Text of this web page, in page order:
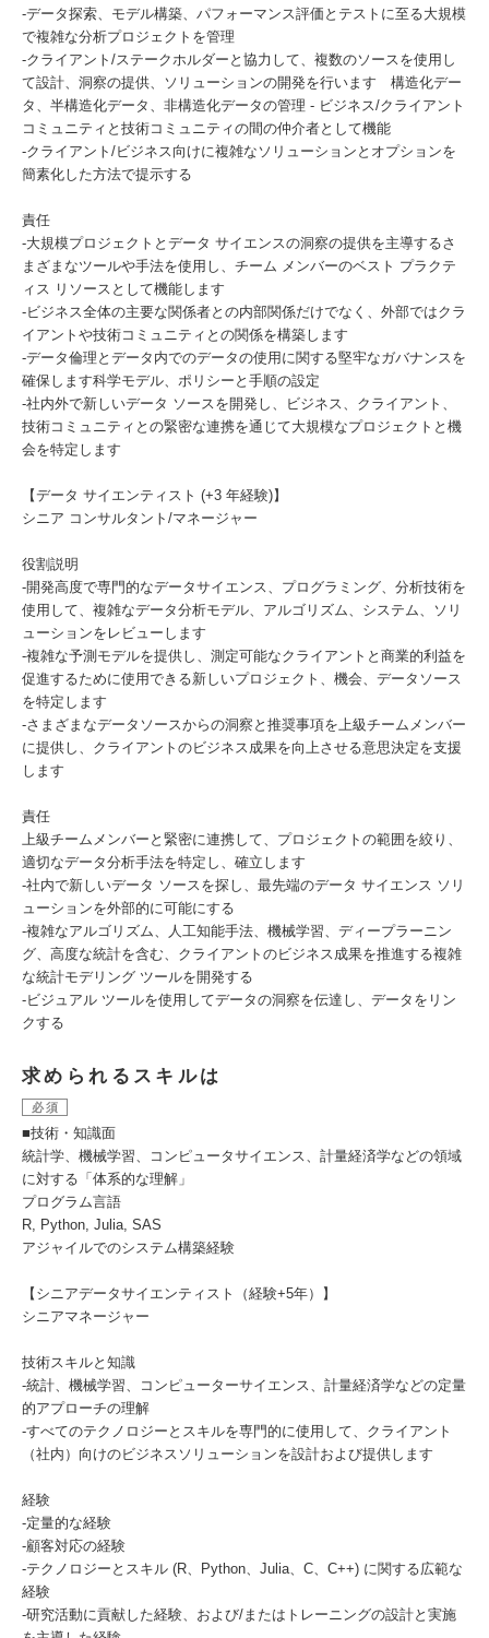
-データ探索、モデル構築、パフォーマンス評価とテストに至る大規模
で複雑な分析プロジェクトを管理
-クライアント/ステークホルダーと協力して、複数のソースを使用し
て設計、洞察の提供、ソリューションの開発を行います 構造化デー
タ、半構造化データ、非構造化データの管理 - ビジネス/クライアント
コミュニティと技術コミュニティの間の仲介者として機能
-クライアント/ビジネス向けに複雑なソリューションとオプションを
簡素化した方法で提示する
責任
-大規模プロジェクトとデータ サイエンスの洞察の提供を主導するさ
まざまなツールや手法を使用し、チーム メンバーのベスト プラクテ
ィス リソースとして機能します
-ビジネス全体の主要な関係者との内部関係だけでなく、外部ではクラ
イアントや技術コミュニティとの関係を構築します
-データ倫理とデータ内でのデータの使用に関する堅牢なガバナンスを
確保します科学モデル、ポリシーと手順の設定
-社内外で新しいデータ ソースを開発し、ビジネス、クライアント、
技術コミュニティとの緊密な連携を通じて大規模なプロジェクトと機
会を特定します
【データ サイエンティスト (+3 年経験)】
シニア コンサルタント/マネージャー
役割説明
-開発高度で専門的なデータサイエンス、プログラミング、分析技術を
使用して、複雑なデータ分析モデル、アルゴリズム、システム、ソリ
ューションをレビューします
-複雑な予測モデルを提供し、測定可能なクライアントと商業的利益を
促進するために使用できる新しいプロジェクト、機会、データソース
を特定します
-さまざまなデータソースからの洞察と推奨事項を上級チームメンバー
に提供し、クライアントのビジネス成果を向上させる意思決定を支援
します
責任
上級チームメンバーと緊密に連携して、プロジェクトの範囲を絞り、
適切なデータ分析手法を特定し、確立します
-社内で新しいデータ ソースを探し、最先端のデータ サイエンス ソリ
ューションを外部的に可能にする
-複雑なアルゴリズム、人工知能手法、機械学習、ディープラーニン
グ、高度な統計を含む、クライアントのビジネス成果を推進する複雑
な統計モデリング ツールを開発する
-ビジュアル ツールを使用してデータの洞察を伝達し、データをリン
クする
求められるスキルは
必須
■技術・知識面
統計学、機械学習、コンピュータサイエンス、計量経済学などの領域
に対する「体系的な理解」
プログラム言語
R, Python, Julia, SAS
アジャイルでのシステム構築経験
【シニアデータサイエンティスト（経験+5年）】
シニアマネージャー
技術スキルと知識
-統計、機械学習、コンピューターサイエンス、計量経済学などの定量
的アプローチの理解
-すべてのテクノロジーとスキルを専門的に使用して、クライアント
（社内）向けのビジネスソリューションを設計および提供します
経験
-定量的な経験
-顧客対応の経験
-テクノロジーとスキル (R、Python、Julia、C、C++) に関する広範な
経験
-研究活動に貢献した経験、および/またはトレーニングの設計と実施